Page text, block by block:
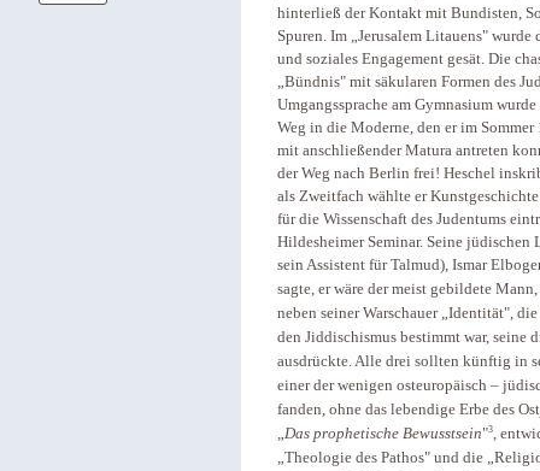
hinterließ der Kontakt mit Bundisten,
Spuren. Im „Jerusalem Litauens"
und soziales Engagement gesät. Die
„Bündnis" mit säkularen Formen des
Umgangssprache am Gymnasium
Weg in die Moderne, den er im
mit anschließender Matura antreten
der Weg nach Berlin frei! Heschel
als Zweitfach wählte er
für die Wissenschaft des Judentums
Hildesheimer Seminar. Seine jüdischen
sein Assistent für Talmud), Ismar
sagte, er wäre der meist gebildete
neben seiner Warschauer „Identität",
den Jiddischismus bestimmt war, seine
ausdrückte. Alle drei sollten künftig in
einer der wenigen osteuropäisch –
fanden, ohne das lebendige Erbe des
„Das prophetische Bewusstsein"3,
„Theologie des Pathos" und die